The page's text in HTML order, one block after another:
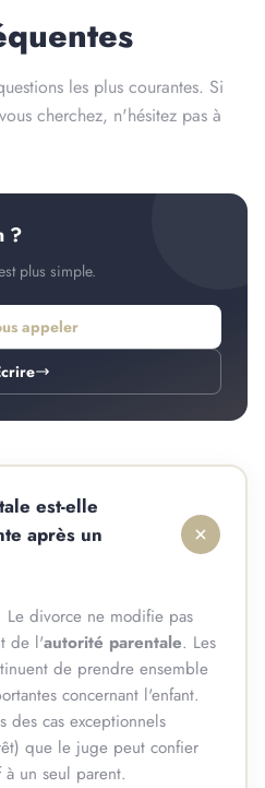
les plus courantes. Si
cherchez, n'hésitez pas à
?
plus simple.
appeler
est-elle
après un
divorce ne modifie pas
de l'autorité parentale. Les
de prendre ensemble
concernant l'enfant.
des cas exceptionnels
que le juge peut confier
à un seul parent.